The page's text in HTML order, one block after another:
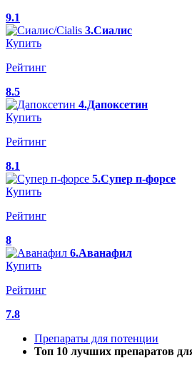
9.1
3.Сиалис
Купить
Рейтинг
8.5
4.Дапоксетин
Купить
Рейтинг
8.1
5.Супер п-форсе
Купить
Рейтинг
8
6.Аванафил
Купить
Рейтинг
7.8
Препараты для потенции
Топ 10 лучших препаратов